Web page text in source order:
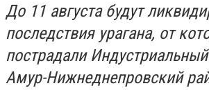
До 11 августа будут
последствия урагана, от
пострадали
Амур-Нижнеднепровский